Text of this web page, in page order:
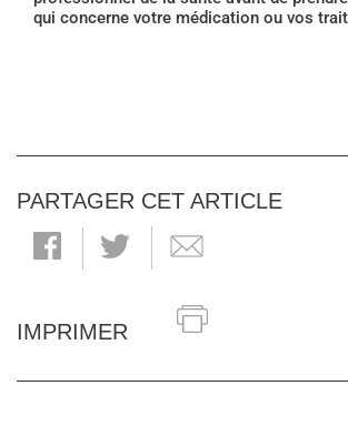
qui concerne votre médication ou vos
PARTAGER CET ARTICLE
IMPRIMER